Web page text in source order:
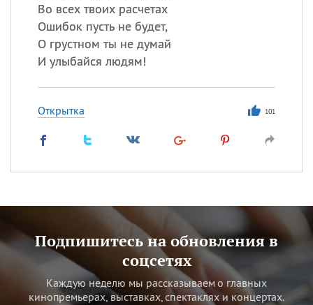
Во всех твоих расчетах
Ошибок пусть не будет,
О грустном ты не думай
И улыбайся людям!
Открытка 101
Подпишитесь на обновления в
соцсетях
Каждую неделю мы рассказываем о главных
кинопремьерах, выставках, спектаклях и концертах.